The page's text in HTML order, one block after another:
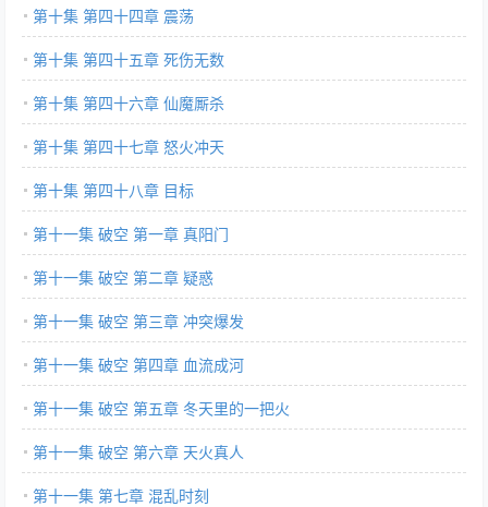
第十集 第四十四章 震荡
第十集 第四十五章 死伤无数
第十集 第四十六章 仙魔厮杀
第十集 第四十七章 怒火冲天
第十集 第四十八章 目标
第十一集 破空 第一章 真阳门
第十一集 破空 第二章 疑惑
第十一集 破空 第三章 冲突爆发
第十一集 破空 第四章 血流成河
第十一集 破空 第五章 冬天里的一把火
第十一集 破空 第六章 天火真人
第十一集 第七章 混乱时刻